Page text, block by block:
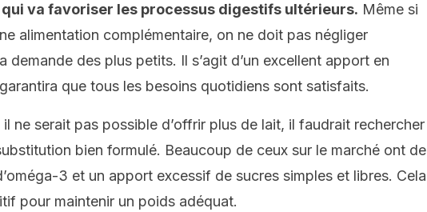
qui va favoriser les processus digestifs ultérieurs. Même si
alimentation complémentaire, on ne doit pas négliger
demande des plus petits. Il s’agit d’un excellent apport en
que tous les besoins quotidiens sont satisfaits.
il ne serait pas possible d’offrir plus de lait, il faudrait rechercher
bien formulé. Beaucoup de ceux sur le marché ont de
3 et un apport excessif de sucres simples et libres. Cela
pour maintenir un poids adéquat.